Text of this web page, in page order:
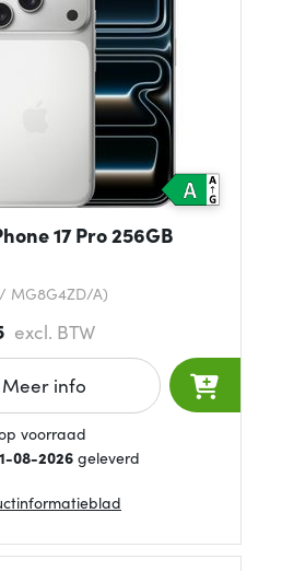
17 Pro 256GB
MG8G4ZD/A)
excl. BTW
Meer info
voorraad
08-2026geleverd
nieuw venster)